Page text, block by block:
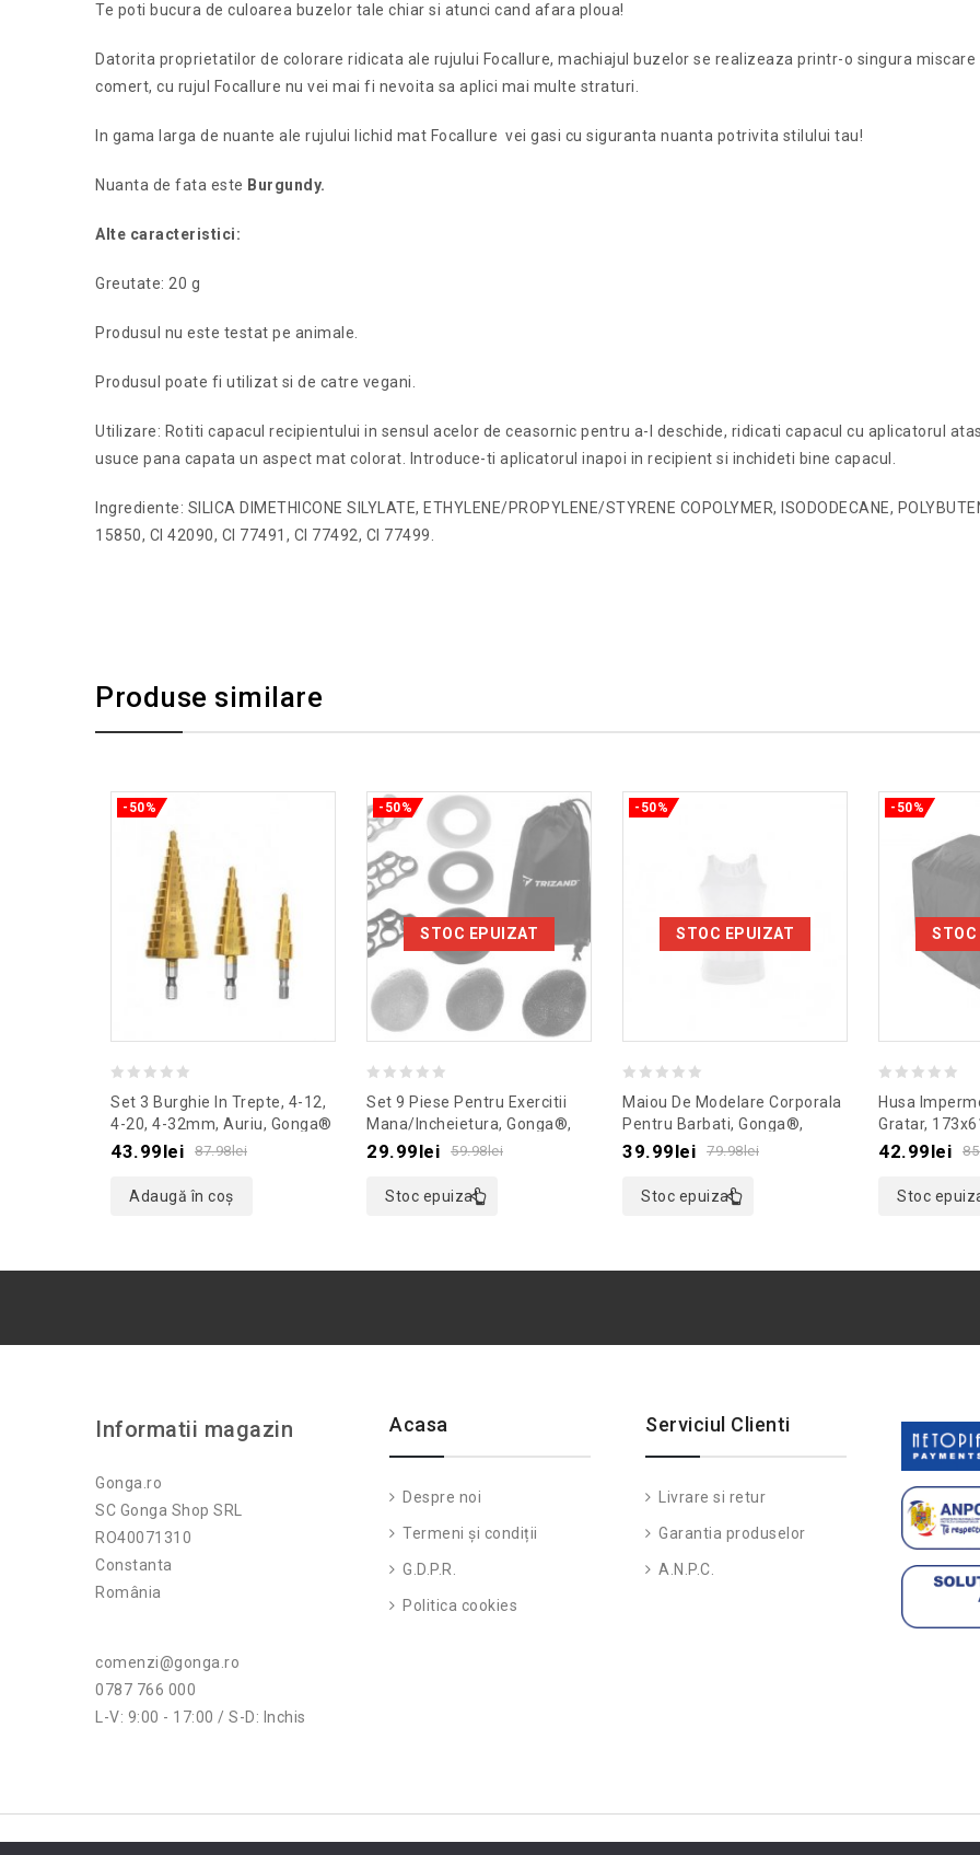
Te poti bucura de culoarea buzelor tale chiar si atunci cand afara ploua!
Datorita proprietatilor de colorare ridicata ale rujului Focallure, machiajul buzelor se realizeaza printr-o singura
comert, cu rujul Focallure nu vei mai fi nevoita sa aplici mai multe straturi.
In gama larga de nuante ale rujului lichid mat Focallure vei gasi cu siguranta nuanta potrivita stilului tau!
Nuanta de fata este Burgundy.
Alte caracteristici:
Greutate: 20 g
Produsul nu este testat pe animale.
Produsul poate fi utilizat si de catre vegani.
Utilizare: Rotiti capacul recipientului in sensul acelor de ceasornic pentru a-l deschide, ridicati capacul cu aplicatorul
usuce pana capata un aspect mat colorat. Introduce-ti aplicatorul inapoi in recipient si inchideti bine capacul.
Ingrediente: SILICA DIMETHICONE SILYLATE, ETHYLENE/PROPYLENE/STYRENE COPOLYMER, ISODODECANE,
15850, CI 42090, CI 77491, CI 77492, CI 77499.
Produse similare
-50%
out
of
Set 3 Burghie In Trepte, 4-12,
4-20, 4-32mm, Auriu, Gonga®
87.98lei
43.99lei
Adaugă în coș
STOC EPUIZAT
-50%
out
of
Set 9 Piese Pentru Exercitii
Mana/incheietura, Gonga®,
Culoaremodel Negru
59.98lei
29.99lei
Stoc epuizat
STOC EPUIZAT
-50%
out
of
Maiou De Modelare Corporala
Pentru Barbati, Gonga®,
Culoaremodel Alb, Marime L
79.98lei
39.99lei
Stoc epuizat
-50%
out
of
Husa
Gratar,
Gonga®,
42.99lei
Stoc
Informatii magazin
Gonga.ro
SC Gonga Shop SRL
RO40071310
Constanta
România
comenzi@gonga.ro
0787 766 000
L-V: 9:00 - 17:00 / S-D: Inchis
Acasa
Despre noi
Termeni și condiții
G.D.P.R.
Politica cookies
Serviciul Clienti
Livrare si retur
Garantia produselor
A.N.P.C.